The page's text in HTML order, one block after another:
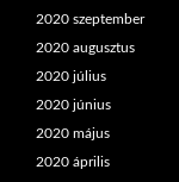
2020 szeptember
2020 augusztus
2020 július
2020 június
2020 május
2020 április